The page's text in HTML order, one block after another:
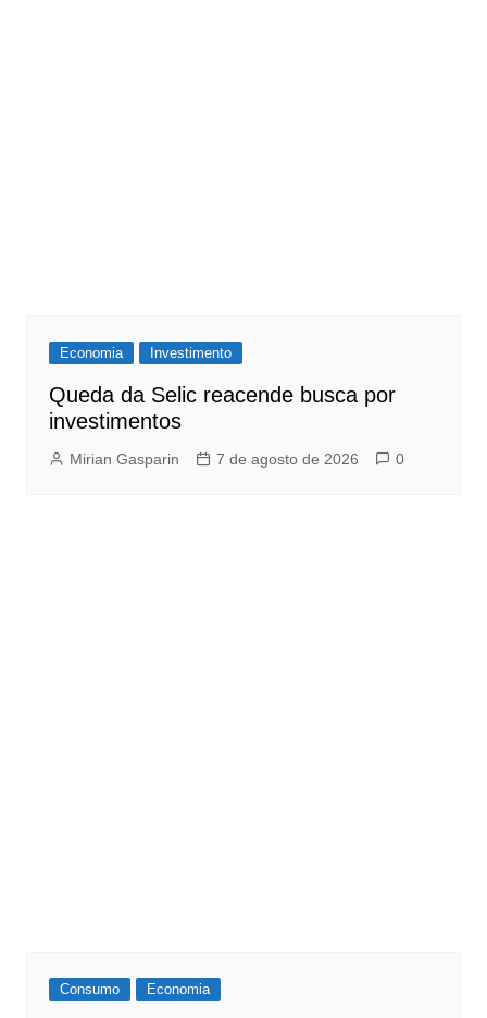
Economia Investimento
Queda da Selic reacende busca por
investimentos
Mirian Gasparin 7 de agosto de 2026 0
Consumo Economia